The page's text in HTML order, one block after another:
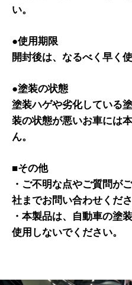
い。
●使用期限
開封後は、なるべく早く
●塗装の状態
塗装ハゲや劣化している
装の状態が悪いお車には
ん。
■その他
・ご不明な点やご質問が
社までお問い合わせくださ
・本製品は、自動車の塗
使用しないでください。